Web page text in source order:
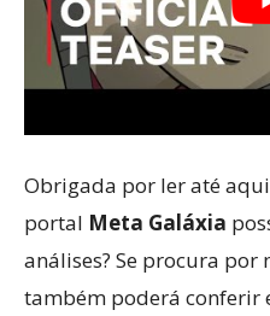
Obrigada por ler até
portal Meta Galáxia
análises? Se procura por
também poderá conferir